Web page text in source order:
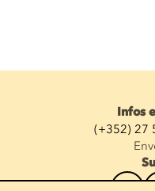
Infos
(+352) 27